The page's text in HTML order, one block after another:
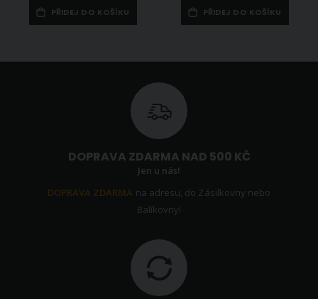
PŘIDEJ DO KOŠÍKU PŘIDEJ DO KOŠÍKU
DOPRAVA ZDARMA NAD 500 KČ
Jen u nás!
DOPRAVA ZDARMA na adresu, do Zásilkovny nebo
Balíkovny!